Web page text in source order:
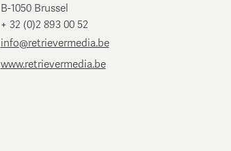
B-1050 Brussel
+ 32 (0)2 893 00 52
info@retrievermedia.be
www.retrievermedia.be